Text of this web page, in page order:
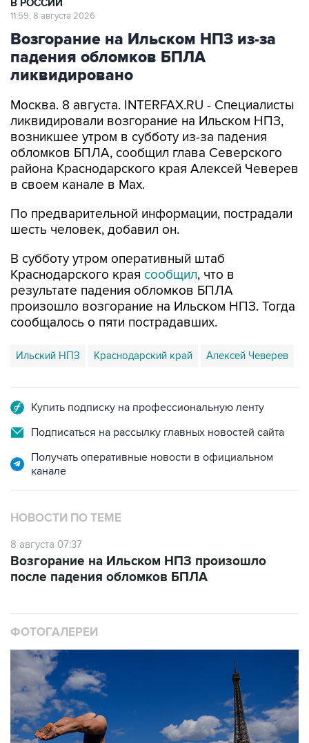
Возгорание на Ильском НПЗ из-за
падения обломков БПЛА
ликвидировано
Москва. 8 августа. INTERFAX.RU - Специалисты
возникшее утром в субботу из-за падения
обломков БПЛА, сообщил глава Северского
района Краснодарского края Алексей Чеверев
в своем канале в Max.
По предварительной информации, пострадали
В субботу утром оперативный штаб
результате падения обломков БПЛА
произошло возгорание на Ильском НПЗ. Тогда
сообщалось о пяти пострадавших.
Ильский НПЗ Краснодарский край Алексей Чеверев
Подписаться на рассылку главных новостей сайта
Получать оперативные новости в официальном
НОВОСТИ ПО ТЕМЕ
8 августа 07:37
после падения обломков БПЛА